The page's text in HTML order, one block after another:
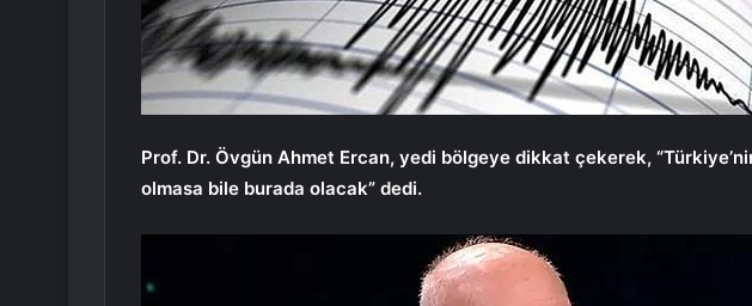
Prof. Dr. Övgün Ahmet Ercan, yedi bölgeye dikkat çekerek,
olmasa bile burada olacak” dedi.